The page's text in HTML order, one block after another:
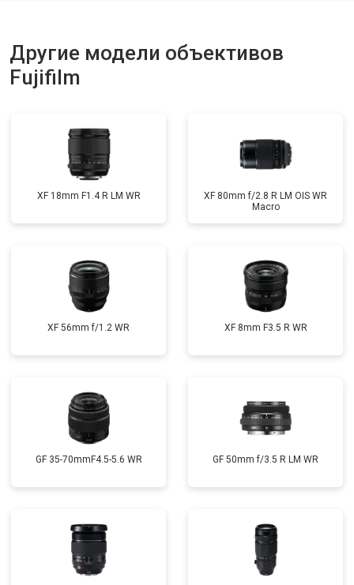
Другие модели объективов
Fujifilm
XF 18mm F1.4 R LM WR
XF 80mm f/2.8 R LM OIS WR
Macro
XF 56mm f/1.2 WR XF 8mm F3.5 R WR
GF 35-70mmF4.5-5.6 WR GF 50mm f/3.5 R LM WR